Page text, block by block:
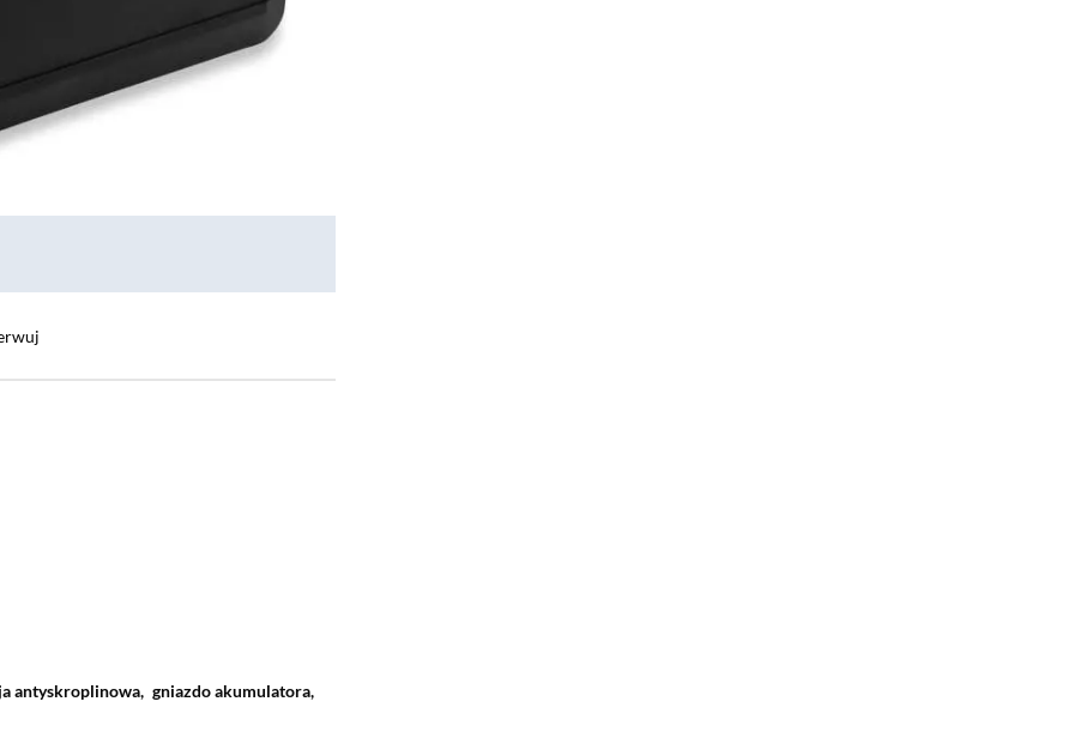
antyskroplinowa, gniazdo akumulatora,